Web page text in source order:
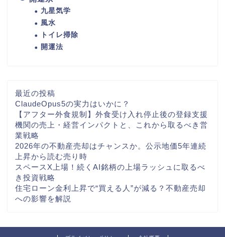
九星気学
風水
トイレ掃除
開運法
最近の投稿
ClaudeOpus5の実力はいかに？
【アフター外食規制】外食受け入れ停止後の登録支援
機関の売上・経営インパクトと、これから取るべき営
業戦略
2026年の不動産売却はチャンスか。公示地価5年連続
上昇から読む売り時
スペースX上場！続くAI銘柄の上場ラッシュに取るべ
き投資戦略
住宅ローン金利上昇で“買える人”が減る？不動産売却
への影響を解説